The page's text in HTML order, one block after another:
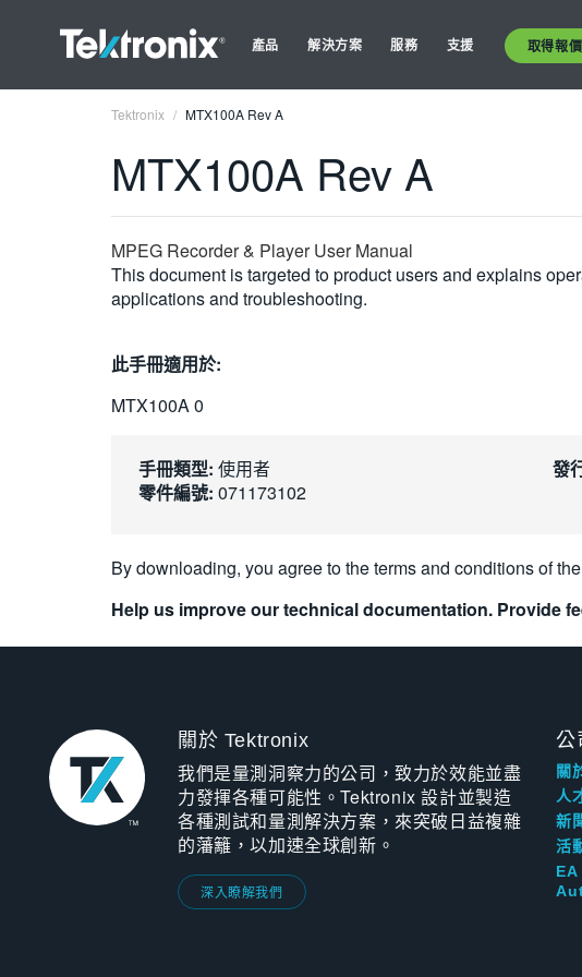
產品 解決方案 服務 支援 取得報價
Tektronix MTX100A Rev A
MTX100A Rev A
MPEG Recorder & Player User Manual
This document is targeted to product users and explains
applications and troubleshooting.
此手冊適用於:
MTX100A 0
手冊類型: 使用者
零件編號: 071173102
發
By downloading, you agree to the terms and conditions of the
Help us improve our technical documentation. Provide
關於 Tektronix
我們是量測洞察力的公司，致力於效能並盡
力發揮各種可能性。Tektronix 設計並製造
各種測試和量測解決方案，來突破日益複雜
的藩籬，以加速全球創新。
深入瞭解我們
公
關
人
新
活